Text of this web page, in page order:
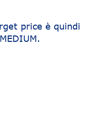
price è quindi